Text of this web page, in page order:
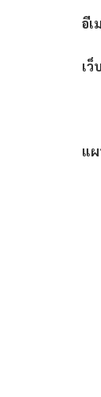
อีเ
เว็
แ